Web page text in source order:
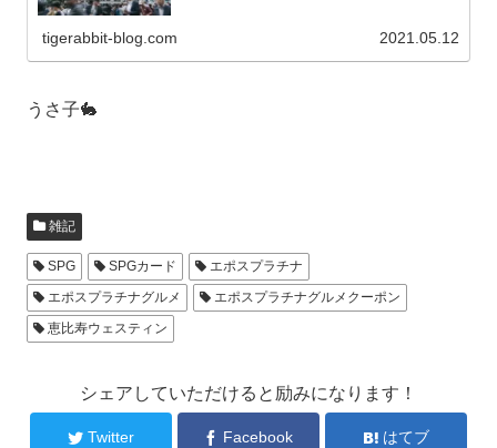
tigerabbit-blog.com 2021.05.12
うさ子🐇
雑記
SPG SPGカード
エポスプラチナ
エポスプラチナグルメ
エポスプラチナグルメクーポン
恵比寿ウェスティン
シェアしていただけると励みになります！
Twitter Facebook はてブ